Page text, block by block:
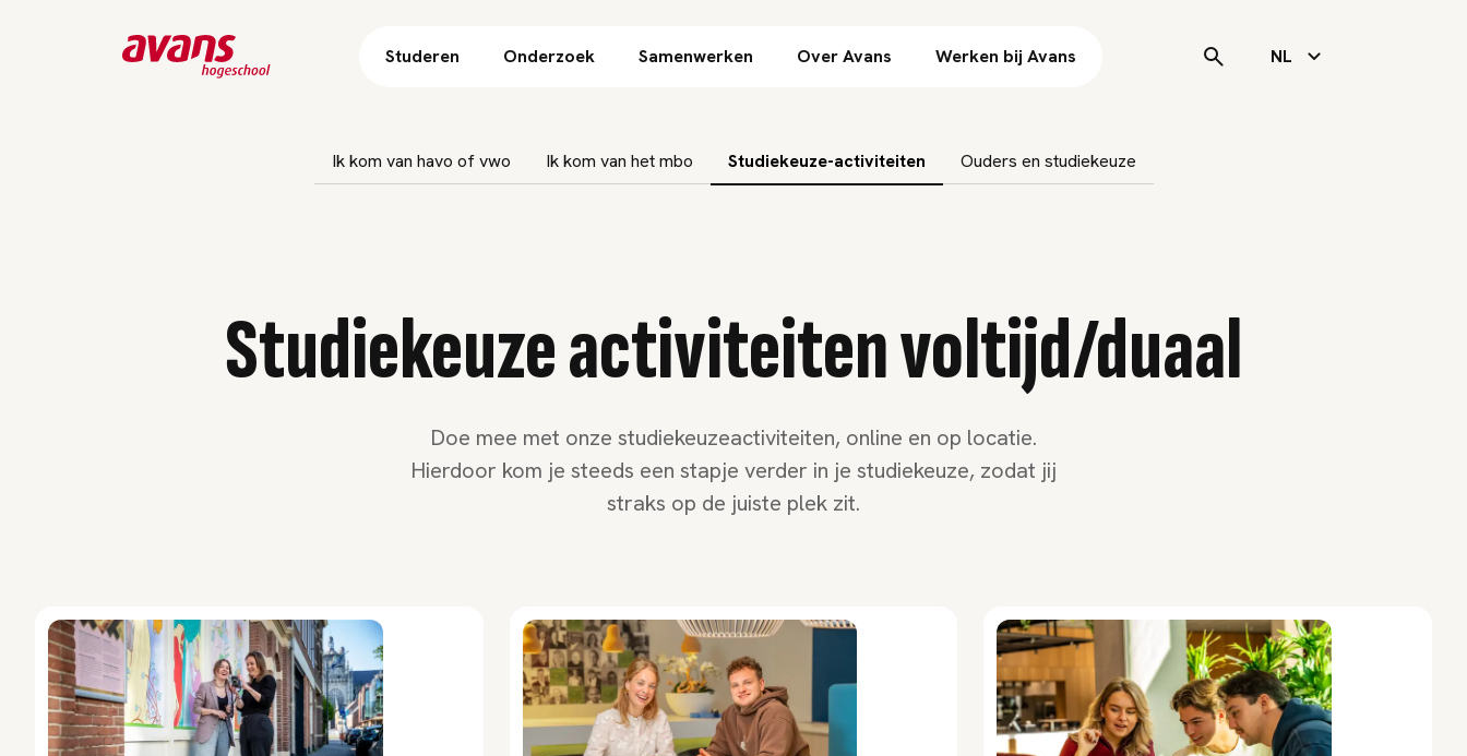
Direct naar inhoud
Studeren Onderzoek Samenwerken Over Avans Werken bij Avans NL
Ik kom van havo of vwo
Ik kom van het mbo Studiekeuze-activiteiten Ouders en studiekeuze
Studiekeuze activiteiten voltijd/duaal
Doe mee met onze studiekeuzeactiviteiten, online en op locatie.
Hierdoor kom je steeds een stapje verder in je studiekeuze, zodat jij
straks op de juiste plek zit.